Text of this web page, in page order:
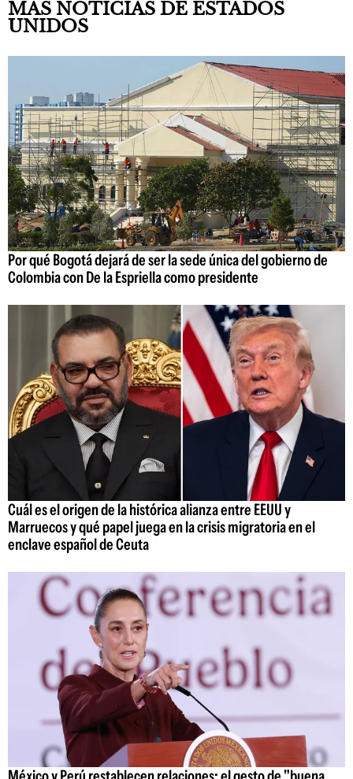
MÁS NOTICIAS DE ESTADOS
UNIDOS
Por qué Bogotá dejará de ser la sede única del gobierno de
Colombia con De la Espriella como presidente
Cuál es el origen de la histórica alianza entre EEUU y
Marruecos y qué papel juega en la crisis migratoria en el
enclave español de Ceuta